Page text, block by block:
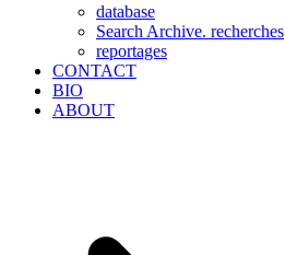
database
Search Archive. recherches
reportages
CONTACT
BIO
ABOUT